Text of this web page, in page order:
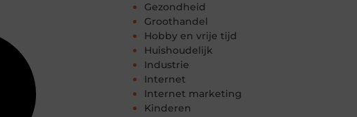
Gezondheid
Groothandel
Hobby en vrije tijd
Huishoudelijk
Industrie
Internet
Internet marketing
Kinderen